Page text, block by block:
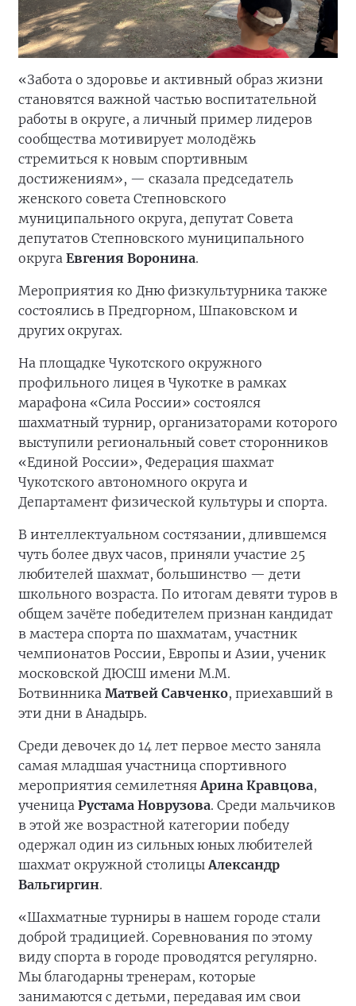
«Забота о здоровье и активный образ жизни
становятся важной частью воспитательной
работы в округе, а личный пример лидеров
сообщества мотивирует молодёжь
стремиться к новым спортивным
достижениям», — сказала председатель
женского совета Степновского
муниципального округа, депутат Совета
депутатов Степновского муниципального
округа Евгения Воронина.
Мероприятия ко Дню физкультурника также
состоялись в Предгорном, Шпаковском и
других округах.
На площадке Чукотского окружного
профильного лицея в Чукотке в рамках
марафона «Сила России» состоялся
шахматный турнир, организаторами которого
выступили региональный совет сторонников
«Единой России», Федерация шахмат
Чукотского автономного округа и
Департамент физической культуры и спорта.
В интеллектуальном состязании, длившемся
чуть более двух часов, приняли участие 25
любителей шахмат, большинство — дети
школьного возраста. По итогам девяти туров в
общем зачёте победителем признан кандидат
в мастера спорта по шахматам, участник
чемпионатов России, Европы и Азии, ученик
московской ДЮСШ имени М.М.
Ботвинника Матвей Савченко, приехавший в
эти дни в Анадырь.
Среди девочек до 14 лет первое место заняла
самая младшая участница спортивного
мероприятия семилетняяАрина Кравцова,
ученица Рустама Новрузова. Среди мальчиков
в этой же возрастной категории победу
одержал один из сильных юных любителей
шахмат окружной столицыАлександр
Вальгиргин.
«Шахматные турниры в нашем городе стали
доброй традицией. Соревнования по этому
виду спорта в городе проводятся регулярно.
Мы благодарны тренерам, которые
занимаются с детьми, передавая им свои